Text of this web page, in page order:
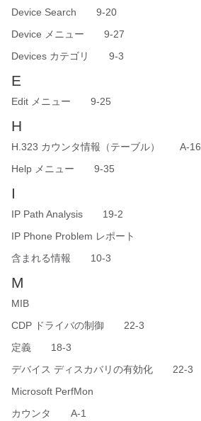
Device Search 9-20
Device メニュー 9-27
Devices カテゴリ 9-3
E
Edit メニュー 9-25
H
H.323 カウンタ情報（テーブル） A-16
Help メニュー 9-35
I
IP Path Analysis 19-2
IP Phone Problem レポート
含まれる情報 10-3
M
MIB
CDP ドライバの制御 22-3
定義 18-3
デバイス ディスカバリの有効化 22-3
Microsoft PerfMon
カウンタ A-1